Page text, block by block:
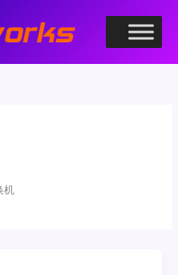
机